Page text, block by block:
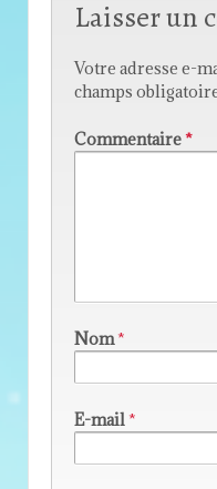
Laisser un
Votre adresse e-
champs
Commentaire*
Nom*
E-mail*